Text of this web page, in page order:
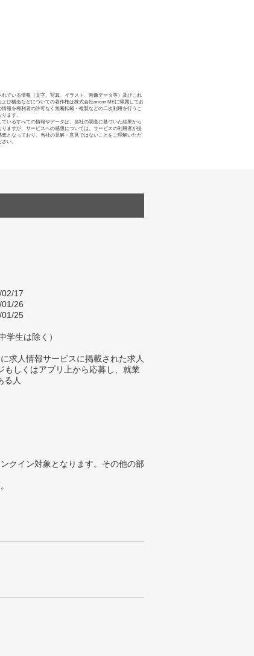
れている情報（文字、写真、イラスト、画像データ等）及びこれ
よび構造などについての著作権は株式会社oricon MEに帰属してお
情報を権利者の許可なく無断転載・複製などの二次利用を行うこ
ます。
ているすべての情報やデータは、当社の調査に基づいた結果から
りますが、サービスへの感想については、サービスの利用者が提
想となっており、当社の見解・意見ではないことをご理解いただ
い。
17
26
01/25
学生は除く）
求人情報サービスに掲載された求人
もしくはアプリ上から応募し、就業
る人
クイン対象となります。その他の部